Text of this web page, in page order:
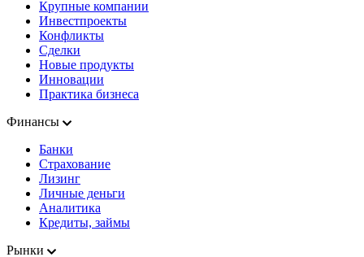
Крупные компании
Инвестпроекты
Конфликты
Сделки
Новые продукты
Инновации
Практика бизнеса
Финансы
Банки
Страхование
Лизинг
Личные деньги
Аналитика
Кредиты, займы
Рынки